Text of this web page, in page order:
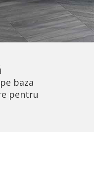
baza
pentru